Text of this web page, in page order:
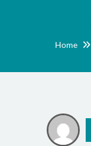
Home